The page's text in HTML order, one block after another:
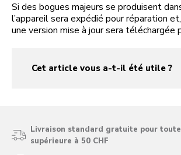
Si des bogues majeurs se produisent
l’appareil sera expédié pour réparation
une version mise à jour sera téléchargée
Cet article vous a-t-il été utile ?
yes
no
Livraison standard gratuite pour toute
supérieure à 50 CHF